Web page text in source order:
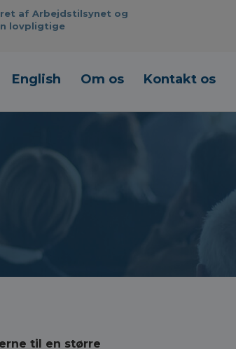
af Arbejdstilsynet og
lovpligtige
English Om os Kontakt os
til en større